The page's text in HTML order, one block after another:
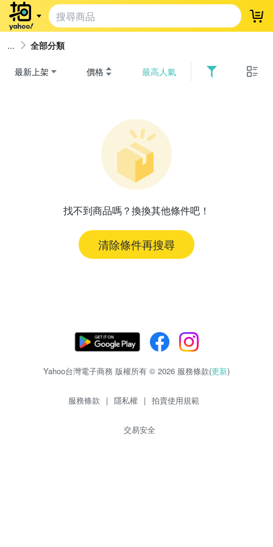
登
全部分類
最新上架 價格 最高人氣
找不到商品嗎？換換其他條件吧！
清除條件再搜尋
Yahoo台灣電子商務 版權所有 © 2026 服務條款(更新)
服務條款 | 隱私權 | 拍賣使用規範
交易安全